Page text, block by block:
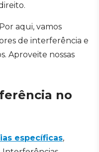
aqui, vamos
de interferência e
Aproveite nossas
no
específicas,